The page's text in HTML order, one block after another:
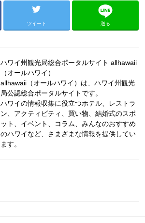
ツイート 送る
ハワイ州観光局総合ポータルサイト allhawaii
（オールハワイ）
allhawaii（オールハワイ）は、ハワイ州観光
局公認総合ポータルサイトです。
ハワイの情報収集に役立つホテル、レストラ
ン、アクティビティ、買い物、結婚式のスポ
ット、イベント、コラム、みんなのおすすめ
のハワイなど、さまざまな情報を提供してい
ます。